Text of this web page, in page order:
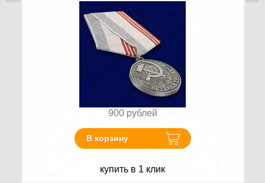
900 рублей
В корзину
купить в 1 клик